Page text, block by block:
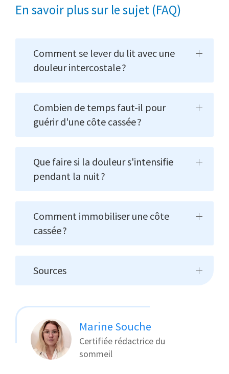
En savoir plus sur le sujet (FAQ)
Comment se lever du lit avec une
douleur intercostale ?
Combien de temps faut-il pour
guérir d'une côte cassée ?
Que faire si la douleur s'intensifie
pendant la nuit ?
Comment immobiliser une côte
cassée ?
Sources
Marine Souche
Certifiée rédactrice du
sommeil